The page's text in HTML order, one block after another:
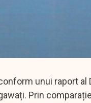
unui raport al
Prin